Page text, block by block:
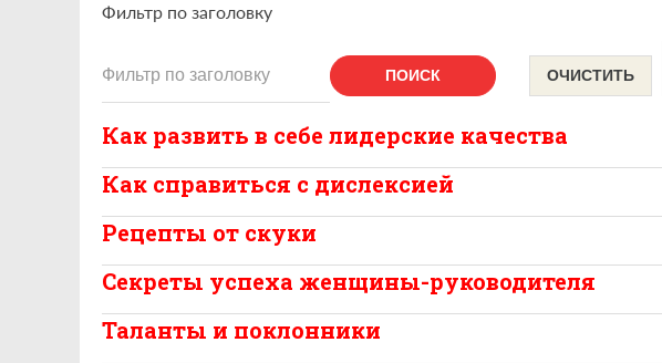
Фильтр по заголовку
ПОИСК ОЧИСТИТЬ
Как развить в себе лидерские качества
Как справиться с дислексией
Рецепты от скуки
Секреты успеха женщины-руководителя
Таланты и поклонники